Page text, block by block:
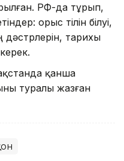
РФ-да тұрып,
орыс тілін білуі,
тарихы
қанша
туралы жазған